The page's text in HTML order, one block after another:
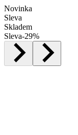
Novinka
Sleva
Skladem
Sleva-29%